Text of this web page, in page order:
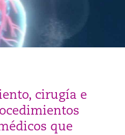
cirugía e
que